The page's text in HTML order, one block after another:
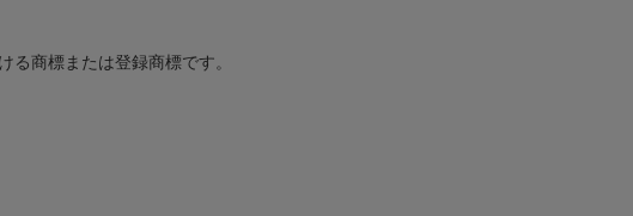
る商標または登録商標です。